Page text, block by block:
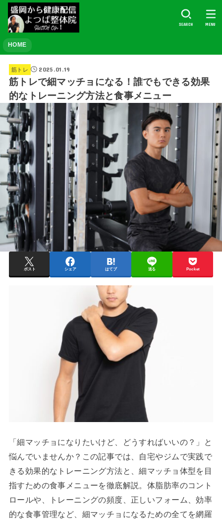
HOME
SEARCH MENU
筋トレ 2025.01.19
筋トレで細マッチョになる！誰でもできる効果
的なトレーニング方法と食事メニュー
ポスト シェア はてブ 送る Pocket
「細マッチョになりたいけど、どうすればいいの？」と
悩んでいませんか？この記事では、自宅やジムで実践で
きる効果的なトレーニング方法と、細マッチョ体型を目
指すための食事メニューを徹底解説。体脂肪率のコント
ロールや、トレーニングの頻度、正しいフォーム、効率
的な食事管理など、細マッチョになるための全てを網羅